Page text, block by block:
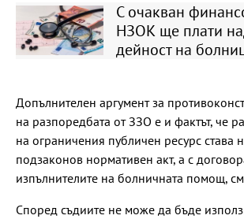
С очакван
НЗОК ще плати
дейност на
Допълнителен аргумент за
на разпоредбата от ЗЗО е и фактът, че
на ограничения публичен ресурс става
подзаконов нормативен акт, а с
изпълнителите на болничната помощ,
Според съдиите не може да бъде